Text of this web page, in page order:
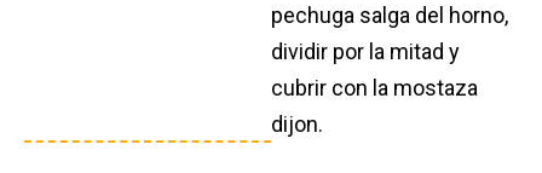
pechuga salga del horno,
dividir por la mitad y
cubrir con la mostaza
dijon.